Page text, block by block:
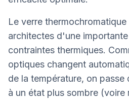
Le verre
architectes d'une
contraintes thermiques.
optiques changent
de la température, on passe
à un état plus sombre (voire